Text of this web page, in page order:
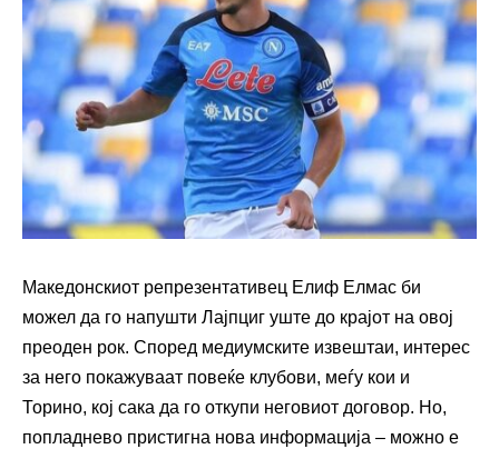
Македонскиот репрезентативец Елиф Елмас би
можел да го напушти Лајпциг уште до крајот на овој
преоден рок. Според медиумските извештаи, интерес
за него покажуваат повеќе клубови, меѓу кои и
Торино, кој сака да го откупи неговиот договор. Но,
попладнево пристигна нова информација – можно е